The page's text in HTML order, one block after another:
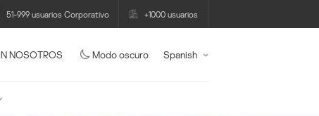
51-999 usuarios Corporativo +1000 usuarios
NOSOTROS Modo oscuro Spanish